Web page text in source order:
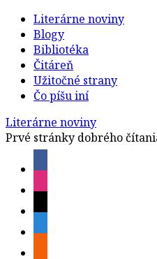
Literárne noviny
Blogy
Bibliotéka
Čitáreň
Užitočné strany
Čo píšu iní
Literárne noviny
Prvé stránky dobrého